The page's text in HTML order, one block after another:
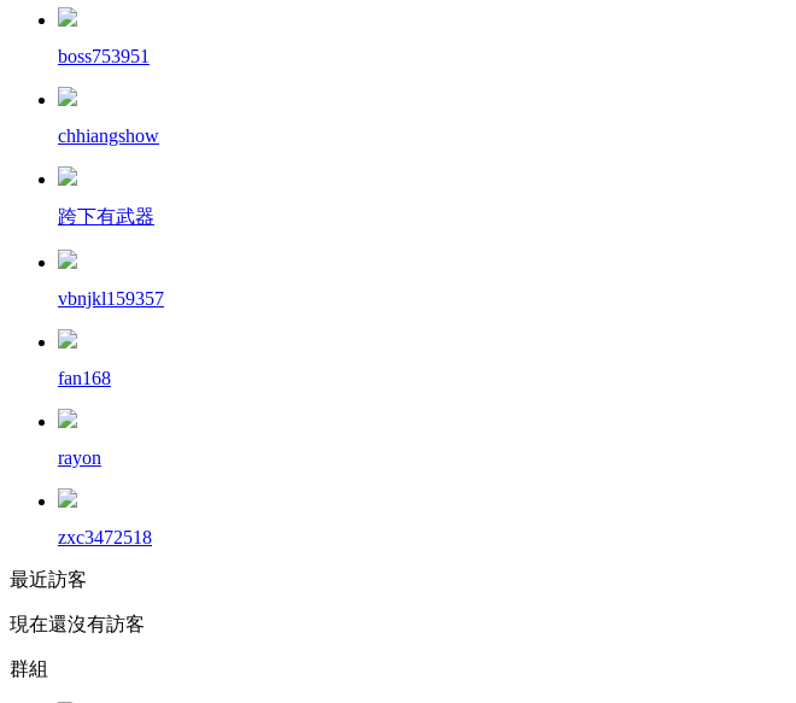
boss753951
chhiangshow
跨下有武器
vbnjkl159357
fan168
rayon
zxc3472518
最近訪客
現在還沒有訪客
群組